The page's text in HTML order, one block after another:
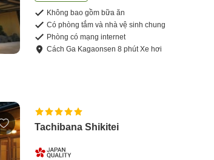
Không bao gồm bữa ăn
Có phòng tắm và nhà vệ sinh chung
Phòng có mạng internet
CáchGa Kagaonsen8 phútXe hơi
Tachibana Shikitei